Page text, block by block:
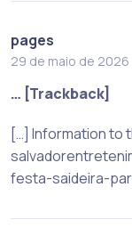
pages
29 de maio de 2026
… [Trackback]
[…] Information to
festa-saideira-